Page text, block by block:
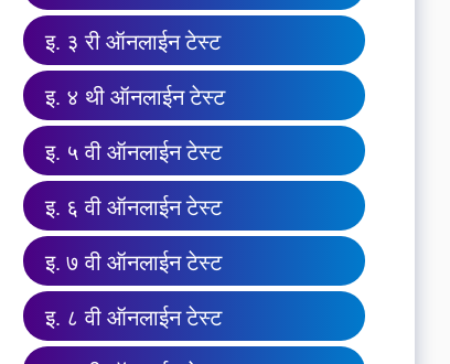
इ. ३ री ऑनलाईन टेस्ट
इ. ४ थी ऑनलाईन टेस्ट
इ. ५ वी ऑनलाईन टेस्ट
इ. ६ वी ऑनलाईन टेस्ट
इ. ७ वी ऑनलाईन टेस्ट
इ. ८ वी ऑनलाईन टेस्ट